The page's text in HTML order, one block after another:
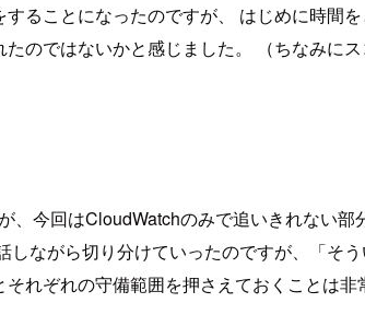
ることになったのですが、 はじめに時
のではないかと感じました。 （ちなみ
、今回はCloudWatchのみで追いきれない
ながら切り分けていったのですが、「
れぞれの守備範囲を押さえておくことは